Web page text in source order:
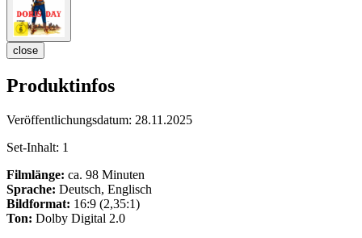
close
Produktinfos
Veröffentlichungsdatum: 28.11.2025
Set-Inhalt: 1
Filmlänge: ca. 98 Minuten
Sprache: Deutsch, Englisch
Bildformat: 16:9 (2,35:1)
Ton: Dolby Digital 2.0